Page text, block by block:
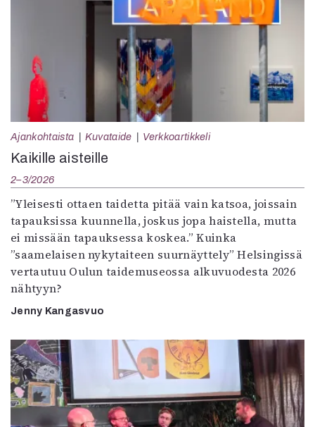
Ajankohtaista Kuvataide Verkkoartikkeli
Kaikille aisteille
2–3/2026
”Yleisesti ottaen taidetta pitää vain katsoa, joissain
tapauksissa kuunnella, joskus jopa haistella, mutta
ei missään tapauksessa koskea.” Kuinka
”saamelaisen nykytaiteen suurnäyttely” Helsingissä
vertautuu Oulun taidemuseossa alkuvuodesta 2026
nähtyyn?
Jenny Kangasvuo